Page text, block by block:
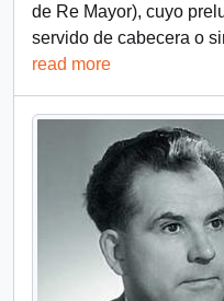
de Re Mayor), cuyo
servido de cabecera o
read more